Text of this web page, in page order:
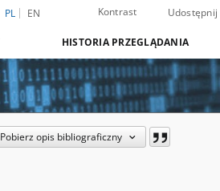
PL EN Kontrast Udostępnij
HISTORIA PRZEGLĄDANIA
Pobierz opis bibliograficzny